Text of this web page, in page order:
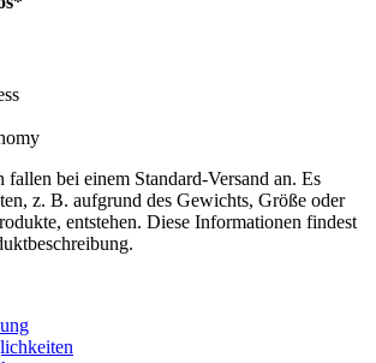
bei einem Standard-Versand an. Es
z. B. aufgrund des Gewichts, Größe oder
entstehen. Diese Informationen findest